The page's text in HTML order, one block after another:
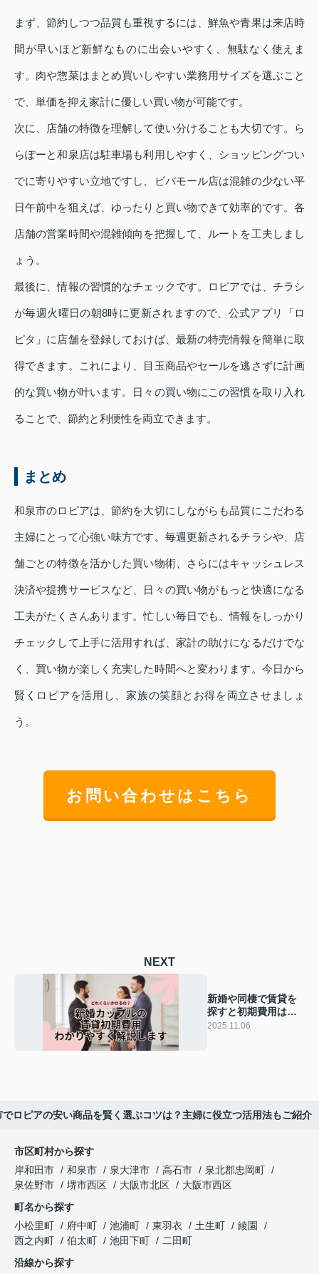
まず、節約しつつ品質も重視するには、鮮魚や青果は来店時
間が早いほど新鮮なものに出会いやすく、無駄なく使えま
す。肉や惣菜はまとめ買いしやすい業務用サイズを選ぶこと
で、単価を抑え家計に優しい買い物が可能です。
次に、店舗の特徴を理解して使い分けることも大切です。ら
らぽーと和泉店は駐車場も利用しやすく、ショッピングつい
でに寄りやすい立地ですし、ビバモール店は混雑の少ない平
日午前中を狙えば、ゆったりと買い物できて効率的です。各
店舗の営業時間や混雑傾向を把握して、ルートを工夫しまし
ょう。
最後に、情報の習慣的なチェックです。ロピアでは、チラシ
が毎週火曜日の朝8時に更新されますので、公式アプリ「ロ
ピタ」に店舗を登録しておけば、最新の特売情報を簡単に取
得できます。これにより、目玉商品やセールを逃さずに計画
的な買い物が叶います。日々の買い物にこの習慣を取り入れ
ることで、節約と利便性を両立できます。
まとめ
和泉市のロピアは、節約を大切にしながらも品質にこだわる
主婦にとって心強い味方です。毎週更新されるチラシや、店
舗ごとの特徴を活かした買い物術、さらにはキャッシュレス
決済や提携サービスなど、日々の買い物がもっと快適になる
工夫がたくさんあります。忙しい毎日でも、情報をしっかり
チェックして上手に活用すれば、家計の助けになるだけでな
く、買い物が楽しく充実した時間へと変わります。今日から
賢くロピアを活用し、家族の笑顔とお得を両立させましょ
う。
お問い合わせはこちら
NEXT
新婚や同棲で賃貸を
探すと初期費用はど
れくらい？費用を抑
2025.11.06
でロピアの安い商品を賢く選ぶコツは？主婦に役立つ活用法もご紹介
市区町村から探す
岸和田市
和泉市 泉大津市 高石市
泉北郡忠岡町
泉佐野市
堺市西区 大阪市北区
大阪市西区
町名から探す
小松里町
府中町 池浦町 東羽衣 土生町
綾園
西之内町
伯太町 池田下町
二田町
沿線から探す